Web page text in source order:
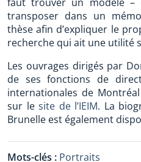
transposer dans un
thèse afin d’expliquer le
recherche qui ait une utilité
Les ouvrages dirigés par
de ses fonctions de
internationales de
sur lesite de l’IEIM. La
Brunelle est également
Mots-clés : Portraits